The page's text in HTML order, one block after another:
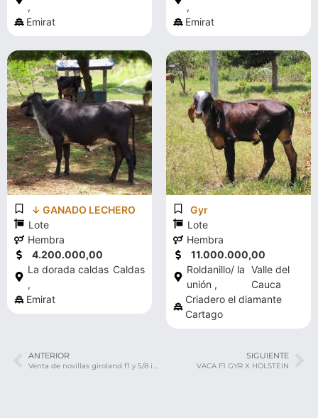
,
Emirat
,
Emirat
↓ GANADO LECHERO
Lote
Hembra
4.200.000,00
La dorada caldas
,
Caldas
Emirat
Gyr
Lote
Hembra
11.000.000,00
Roldanillo/ la
unión ,
Valle del
Cauca
Criadero el diamante
Cartago
ANTERIOR SIGUIENTE
VACA F1 GYR X HOLSTEIN